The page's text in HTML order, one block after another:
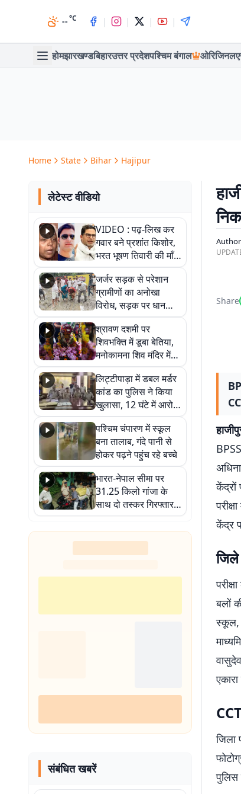
--°C | | | |
होमझारखण्डबिहारउत्तर प्रदेशपश्चिम बंगाल ओरिजिनल
Home State Bihar Hajipur
लेटेस्ट वीडियो
VIDEO : पढ़-लिख कर
गवार बने प्रशांत किशोर,
भरत भूषण तिवारी की माँ ने
कहा नहीं थी उम्मीद, बेटा
था तो किसी को बोलने की
नहीं थी हिम्मत
जर्जर सड़क से परेशान
ग्रामीणों का अनोखा
विरोध, सड़क पर धान
रोपकर और खाद डालकर
जताया आक्रोश
श्रावण दशमी पर
शिवभक्ति में डूबा बेतिया,
मनोकामना शिव मंदिर में
हुआ भव्य श्रृंगार
लिट्टीपाड़ा में डबल मर्डर
कांड का पुलिस ने किया
खुलासा, 12 घंटे में आरोपी
गिरफ्तार
पश्चिम चंपारण में स्कूल
बना तालाब, गंदे पानी से
होकर पढ़ने पहुंच रहे बच्चे
भारत-नेपाल सीमा पर
31.25 किलो गांजा के
साथ दो तस्कर गिरफ्तार,
नेपाली नंबर की बाइक
जब्त
संबंधित खबरें
Author
Share
केंद्रों
केंद्र
जिले
बलों
स्कूल,
जिला
पुलिस